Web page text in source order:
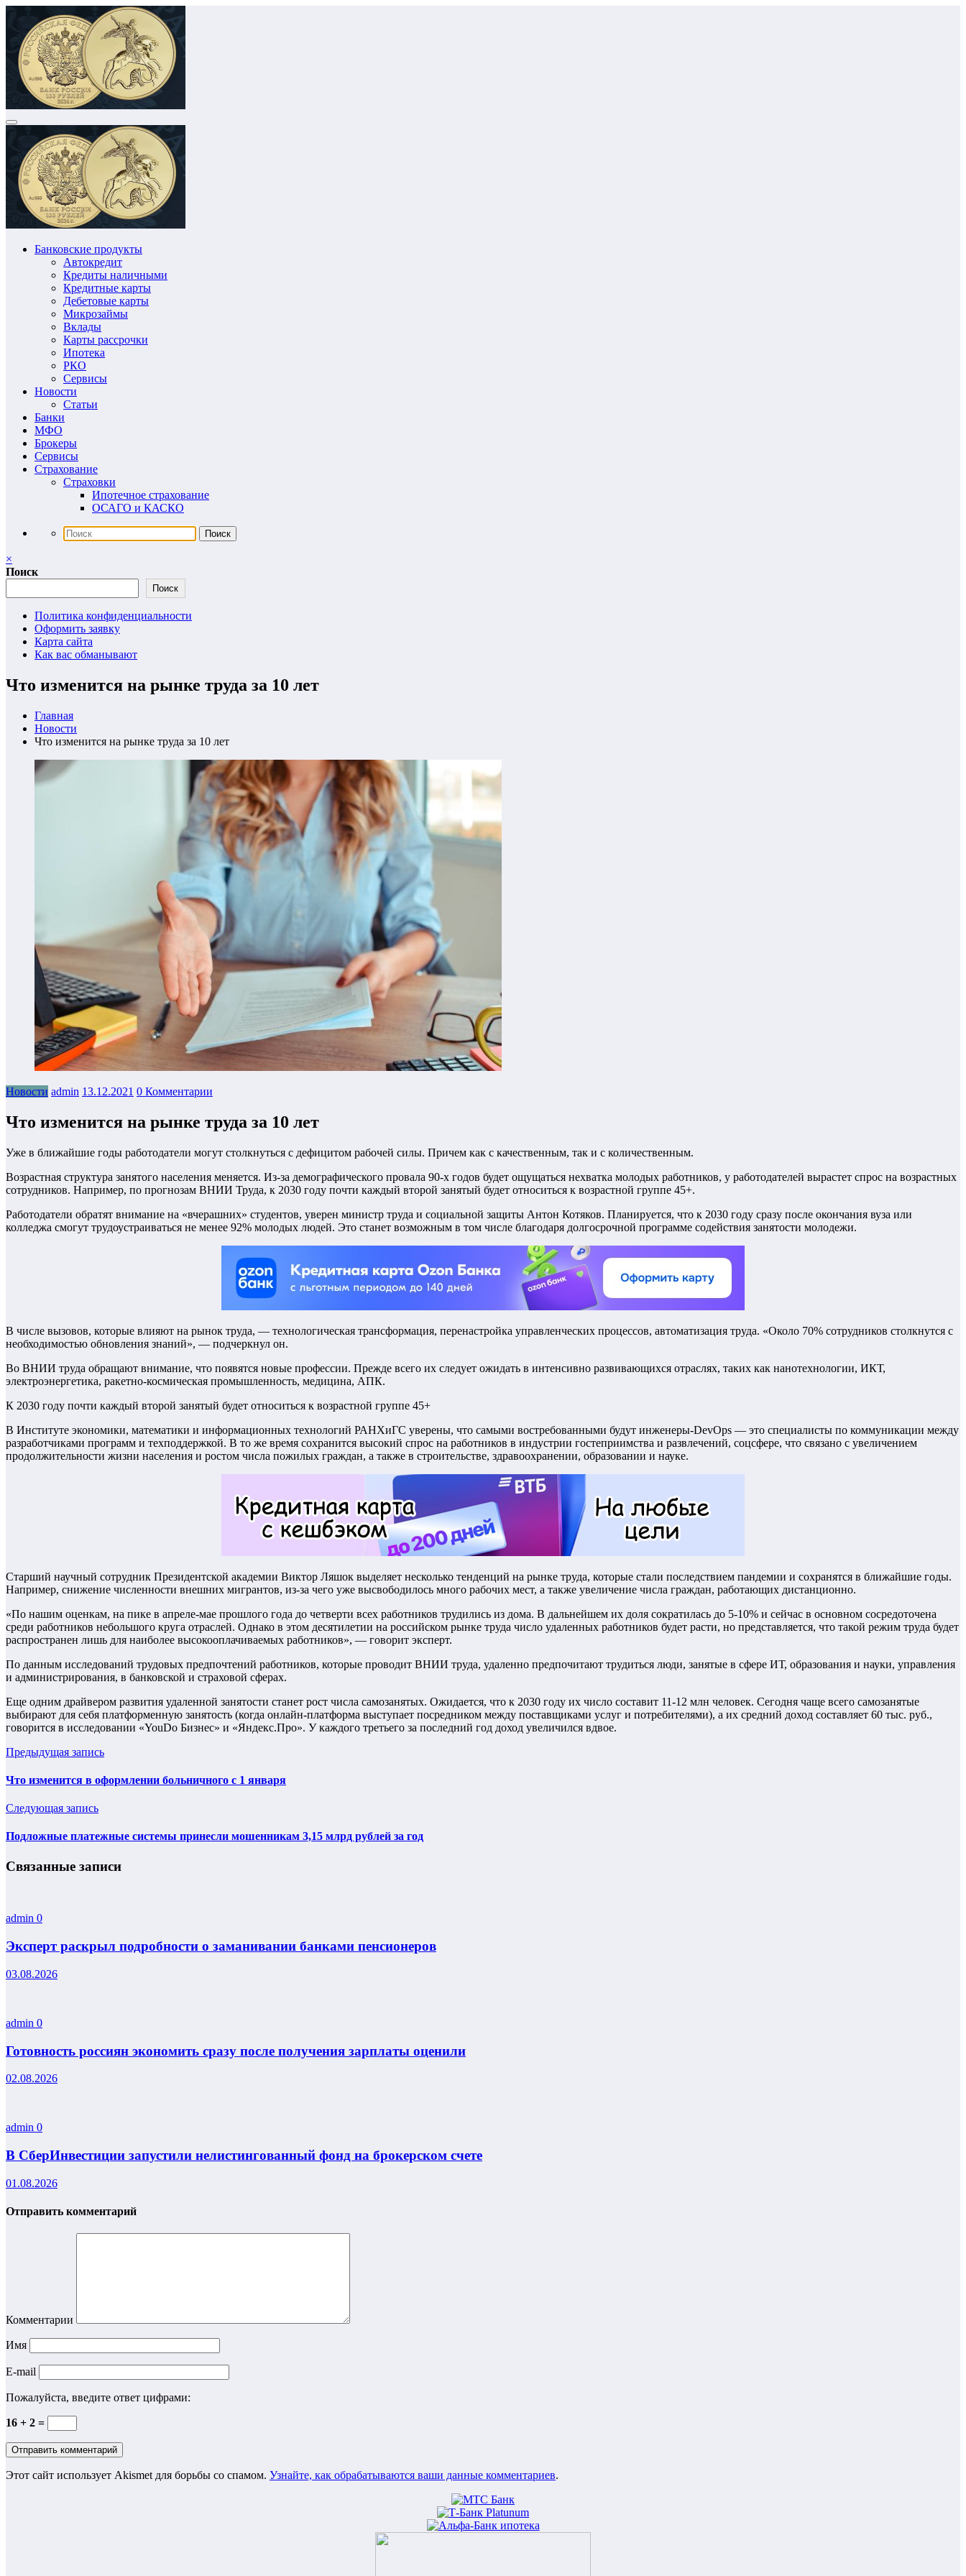
содержимому
Банковские продукты
Автокредит
Кредиты наличными
Кредитные карты
Дебетовые карты
Микрозаймы
Вклады
Карты рассрочки
Ипотека
РКО
Сервисы
Новости
Статьи
Банки
МФО
Брокеры
Сервисы
Страхование
Страховки
Ипотечное страхование
ОСАГО и КАСКО
×
Поиск
Поиск
Политика конфиденциальности
Оформить заявку
Карта сайта
Как вас обманывают
Что изменится на рынке труда за 10 лет
Главная
Новости
Что изменится на рынке труда за 10 лет
Новости admin 13.12.2021 0 Комментарии
Что изменится на рынке труда за 10 лет
Уже в ближайшие годы работодатели могут столкнуться с дефицитом рабочей силы. Причем как с качественным, так и с количественным.
Возрастная структура занятого населения меняется. Из-за демографического провала 90-х годов будет ощущаться нехватка молодых работников, у работодателей вырастет спрос на возрастных
сотрудников. Например, по прогнозам ВНИИ Труда, к 2030 году почти каждый второй занятый будет относиться к возрастной группе 45+.
Работодатели обратят внимание на «вчерашних» студентов, уверен министр труда и социальной защиты Антон Котяков. Планируется, что к 2030 году сразу после окончания вуза или
колледжа смогут трудоустраиваться не менее 92% молодых людей. Это станет возможным в том числе благодаря долгосрочной программе содействия занятости молодежи.
В числе вызовов, которые влияют на рынок труда, — технологическая трансформация, перенастройка управленческих процессов, автоматизация труда. «Около 70% сотрудников столкнутся с
необходимостью обновления знаний», — подчеркнул он.
Во ВНИИ труда обращают внимание, что появятся новые профессии. Прежде всего их следует ожидать в интенсивно развивающихся отраслях, таких как нанотехнологии, ИКТ,
электроэнергетика, ракетно-космическая промышленность, медицина, АПК.
К 2030 году почти каждый второй занятый будет относиться к возрастной группе 45+
В Институте экономики, математики и информационных технологий РАНХиГС уверены, что самыми востребованными будут инженеры-DevOps — это специалисты по коммуникации между
разработчиками программ и техподдержкой. В то же время сохранится высокий спрос на работников в индустрии гостеприимства и развлечений, соцсфере, что связано с увеличением
продолжительности жизни населения и ростом числа пожилых граждан, а также в строительстве, здравоохранении, образовании и науке.
Старший научный сотрудник Президентской академии Виктор Ляшок выделяет несколько тенденций на рынке труда, которые стали последствием пандемии и сохранятся в ближайшие годы.
Например, снижение численности внешних мигрантов, из-за чего уже высвободилось много рабочих мест, а также увеличение числа граждан, работающих дистанционно.
«По нашим оценкам, на пике в апреле-мае прошлого года до четверти всех работников трудились из дома. В дальнейшем их доля сократилась до 5-10% и сейчас в основном сосредоточена
среди работников небольшого круга отраслей. Однако в этом десятилетии на российском рынке труда число удаленных работников будет расти, но представляется, что такой режим труда будет
распространен лишь для наиболее высокооплачиваемых работников», — говорит эксперт.
По данным исследований трудовых предпочтений работников, которые проводит ВНИИ труда, удаленно предпочитают трудиться люди, занятые в сфере ИТ, образования и науки, управления
и администрирования, в банковской и страховой сферах.
Еще одним драйвером развития удаленной занятости станет рост числа самозанятых. Ожидается, что к 2030 году их число составит 11-12 млн человек. Сегодня чаще всего самозанятые
выбирают для себя платформенную занятость (когда онлайн-платформа выступает посредником между поставщиками услуг и потребителями), а их средний доход составляет 60 тыс. руб.,
говорится в исследовании «YouDo Бизнес» и «Яндекс.Про». У каждого третьего за последний год доход увеличился вдвое.
Предыдущая запись
Что изменится в оформлении больничного с 1 января
Следующая запись
Подложные платежные системы принесли мошенникам 3,15 млрд рублей за год
Связанные записи
admin 0
Эксперт раскрыл подробности о заманивании банками пенсионеров
03.08.2026
admin 0
Готовность россиян экономить сразу после получения зарплаты оценили
02.08.2026
admin 0
В СберИнвестиции запустили нелистингованный фонд на брокерском счете
01.08.2026
Отправить комментарий
Комментарии
Имя
E-mail
Пожалуйста, введите ответ цифрами:
16 + 2 =
Этот сайт использует Akismet для борьбы со спамом. Узнайте, как обрабатываются ваши данные комментариев.